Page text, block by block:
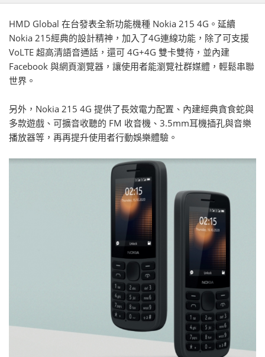
HMD Global 在台發表全新功能機種 Nokia 215 4G。延續
Nokia 215經典的設計精神，加入了4G連線功能，除了可支援
VoLTE 超高清語音通話，還可 4G+4G 雙卡雙待，並內建
Facebook 與網頁瀏覽器，讓使用者能瀏覽社群媒體，輕鬆串聯
世界。
另外，Nokia 215 4G 提供了長效電力配置、內建經典貪食蛇與
多款遊戲、可擴音收聽的 FM 收音機、3.5mm耳機插孔與音樂
播放器等，再再提升使用者行動娛樂體驗。